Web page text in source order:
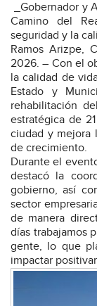
_Gobernador y
Camino del
seguridad y la
Ramos Arizpe,
2026. – Con el
la calidad de
Estado y
rehabilitación
estratégica de
ciudad y mejora
de crecimiento.
Durante el
destacó la
gobierno, así
sector
de manera
días trabajamos
gente, lo que
impactar